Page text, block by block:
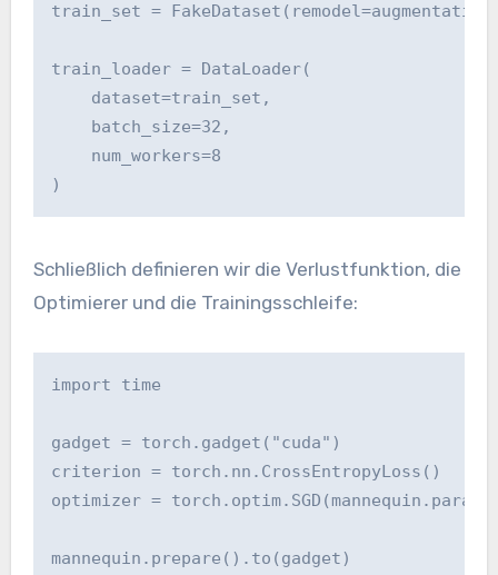
train_set =
train_loader = DataLoader(
    dataset=train_set,
    batch_size=32,
    num_workers=8
)
Schließlich definieren wir die Verlustfunktion, die
Optimierer und die Trainingsschleife:
import time
gadget = torch.gadget("cuda")
criterion = torch.nn.CrossEntropyLoss()
optimizer =
mannequin.prepare().to(gadget)